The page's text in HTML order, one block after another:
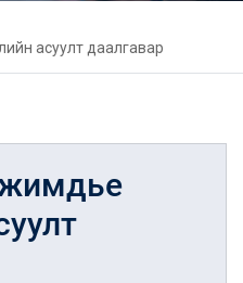
асуулт даалгавар